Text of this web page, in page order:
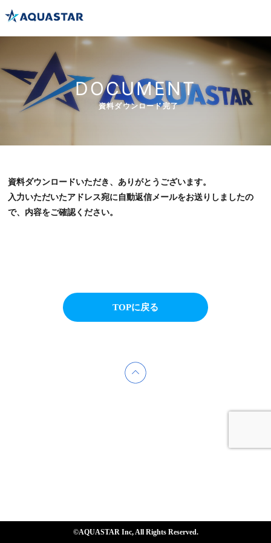
DOCUMENT
資料ダウンロード完了
資料ダウンロードいただき、ありがとうございます。
入力いただいたアドレス宛に自動返信メールをお送りしましたの
で、内容をご確認ください。
TOPに戻る
©AQUASTAR Inc, All Rights Reserved.